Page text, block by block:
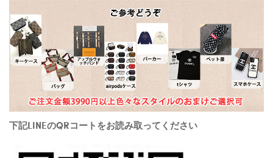
下記LINEのQRコートをお読み取ってください